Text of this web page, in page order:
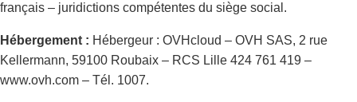
français – juridictions compétentes du siège social.
Hébergement : Hébergeur : OVHcloud – OVH SAS, 2 rue
Kellermann, 59100 Roubaix – RCS Lille 424 761 419 –
www.ovh.com – Tél. 1007.